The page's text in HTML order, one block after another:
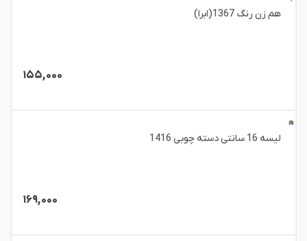
هم زن رنگ 1367(ابرا)
۱۵۵,۰۰۰
لیسه 16 سانتی دسته چوبی 1416
۱۶۹,۰۰۰